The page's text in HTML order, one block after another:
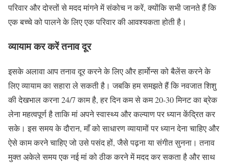
परिवार और दोस्तों से मदद मांगने में संकोच न करें, क्योंकि सभी जानते हैं कि
एक बच्चे को पालने के लिए एक परिवार की आवश्यकता होती है।
व्यायाम कर करें तनाव दूर
इसके अलावा आप तनाव दूर करने के लिए और हार्मोन्स को बैलेंस करने के
लिए व्यायाम का सहारा ले सकती है। जबकि हम समझते हैं कि नवजात शिशु
की देखभाल करना 24/7 काम है, हर दिन कम से कम 20-30 मिनट का ब्रेक
लेना महत्वपूर्ण है ताकि मां अपने स्वास्थ्य और कल्याण पर ध्यान केंद्रित कर
सके। इस समय के दौरान, माँ को साधारण व्यायामों पर ध्यान देना चाहिए और
ऐसे काम करने चाहिए जो उसे पसंद हों, जैसे पढ़ना या संगीत सुनना। तनाव
मुक्त अकेले समय एक नई मां को ठीक करने में मदद कर सकता है और साथ